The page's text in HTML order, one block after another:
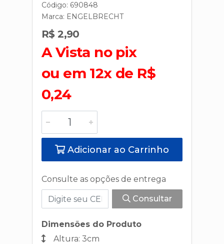
Código: 690848
Marca: ENGELBRECHT
R$ 2,90
A Vista no pix
ou em 12x de R$
0,24
Adicionar ao Carrinho
Consulte as opções de entrega
Consultar
Dimensões do Produto
Altura: 3cm